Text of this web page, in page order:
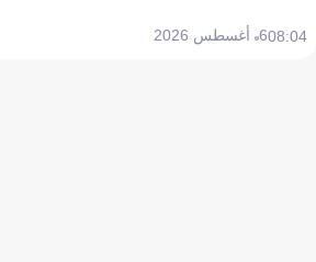
08:046 أغسطس 2026